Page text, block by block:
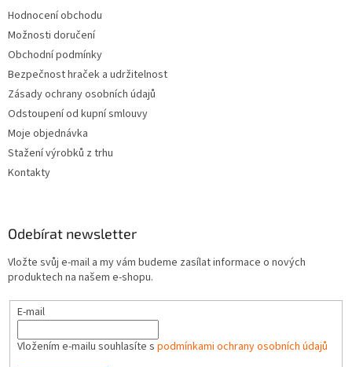
Hodnocení obchodu
Možnosti doručení
Obchodní podmínky
Bezpečnost hraček a udržitelnost
Zásady ochrany osobních údajů
Odstoupení od kupní smlouvy
Moje objednávka
Stažení výrobků z trhu
Kontakty
Odebírat newsletter
Vložte svůj e-mail a my vám budeme zasílat informace o nových
produktech na našem e-shopu.
E-mail
Vložením e-mailu souhlasíte s podmínkami ochrany osobních údajů